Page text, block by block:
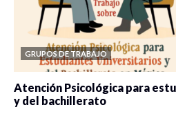
GRUPOS DE TRABAJO
Atención Psicológica para
y del bachillerato